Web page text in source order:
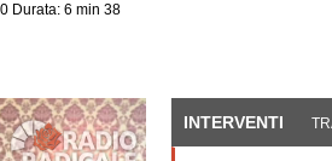
Durata: 6 min 38
INTERVENTI